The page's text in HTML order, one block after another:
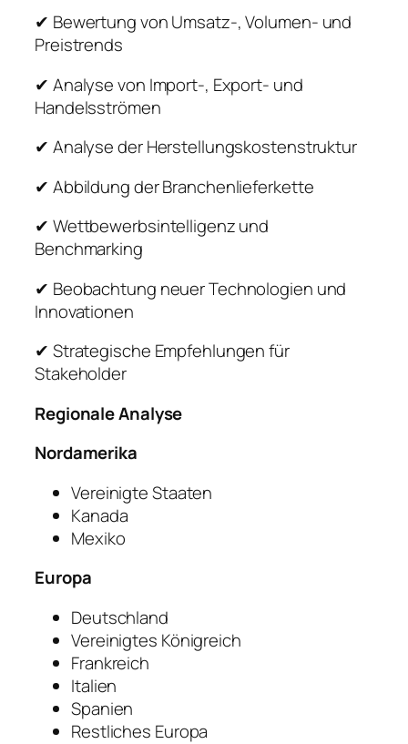
✔ Bewertung von Umsatz-, Volumen- und
Preistrends
✔ Analyse von Import-, Export- und
Handelsströmen
✔ Analyse der Herstellungskostenstruktur
✔ Abbildung der Branchenlieferkette
✔ Wettbewerbsintelligenz und
Benchmarking
✔ Beobachtung neuer Technologien und
Innovationen
✔ Strategische Empfehlungen für
Stakeholder
Regionale Analyse
Nordamerika
Vereinigte Staaten
Kanada
Mexiko
Europa
Deutschland
Vereinigtes Königreich
Frankreich
Italien
Spanien
Restliches Europa